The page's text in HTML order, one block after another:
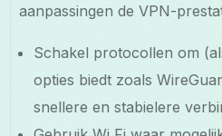
aanpassingen de VPN-
Schakel protocollen om
opties biedt zoals
snellere en stabielere